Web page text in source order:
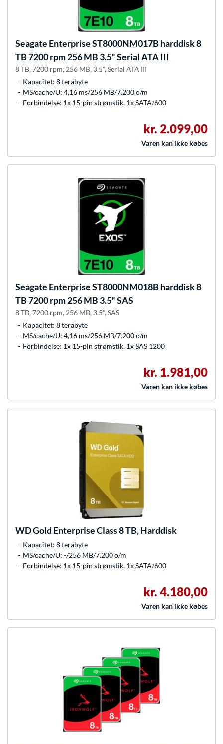
Seagate Enterprise ST8000NM017B harddisk 8
TB 7200 rpm 256 MB 3.5" Serial ATA III
8 TB, 7200 rpm, 256 MB, 3.5", Serial ATA III
Kapacitet: 8 terabyte
MS/cache/U: 4,16 ms/256 MB/7.200 o/m
Forbindelse: 1x 15-pin strømstik, 1x SATA/600
kr. 2.099,00
Varen kan ikke købes
Seagate Enterprise ST8000NM018B harddisk 8
TB 7200 rpm 256 MB 3.5" SAS
8 TB, 7200 rpm, 256 MB, 3.5", SAS
Kapacitet: 8 terabyte
MS/cache/U: 4,16 ms/256 MB/7.200 o/m
Forbindelse: 1x 15-pin strømstik, 1x SAS 1200
kr. 1.981,00
Varen kan ikke købes
WDGold Enterprise Class 8 TB, Harddisk
Kapacitet: 8 terabyte
MS/cache/U: -/256 MB/7.200 o/m
Forbindelse: 1x 15-pin strømstik, 1x SATA/600
kr. 4.180,00
Varen kan ikke købes